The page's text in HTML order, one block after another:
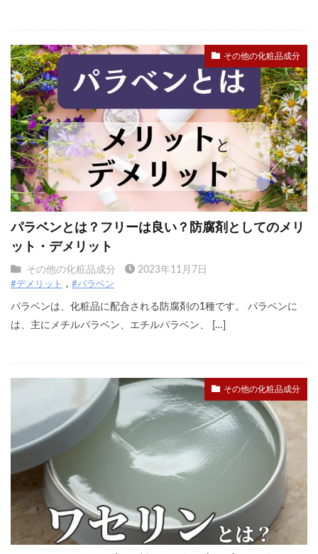
その他の化粧品成分
パラベンとは？フリーは良い？防腐剤としてのメリ
ット・デメリット
その他の化粧品成分 2023年11月7日
#デメリット #パラベン
パラベンは、化粧品に配合される防腐剤の1種です。 パラベンに
は、主にメチルパラベン、エチルパラベン、 […]
その他の化粧品成分